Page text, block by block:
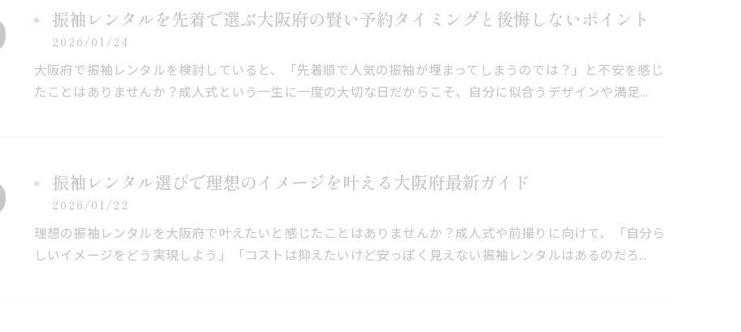
振袖レンタルを先着で選ぶ大阪府の賢い予約タイミングと後悔しないポイント
2026/01/24
大阪府で振袖レンタルを検討していると、「先着順で人気の振袖が埋まってしまうのでは？」と不安を感じ
たことはありませんか？成人式という一生に一度の大切な日だからこそ、自分に似合うデザインや満足…
振袖レンタル選びで理想のイメージを叶える大阪府最新ガイド
2026/01/22
理想の振袖レンタルを大阪府で叶えたいと感じたことはありませんか？成人式や前撮りに向けて、「自分ら
しいイメージをどう実現しよう」「コストは抑えたいけど安っぽく見えない振袖レンタルはあるのだろ…